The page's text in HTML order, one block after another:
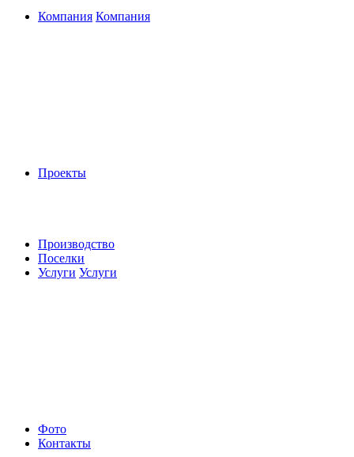
Компания Компания
Проекты
Производство
Поселки
Услуги Услуги
Фото
Контакты